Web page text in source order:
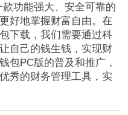
功能强大、安全可靠的
好地掌握财富自由。在
下载，我们需要通过科
自己的钱生钱，实现财
包PC版的普及和推广，
秀的财务管理工具，实